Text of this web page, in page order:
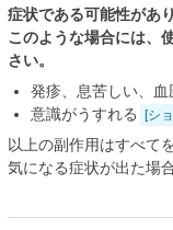
症状である可能性があり
このような場合には、
さい。
発疹、息苦しい、血
意識がうすれる [シ
以上の副作用はすべて
気になる症状が出た場